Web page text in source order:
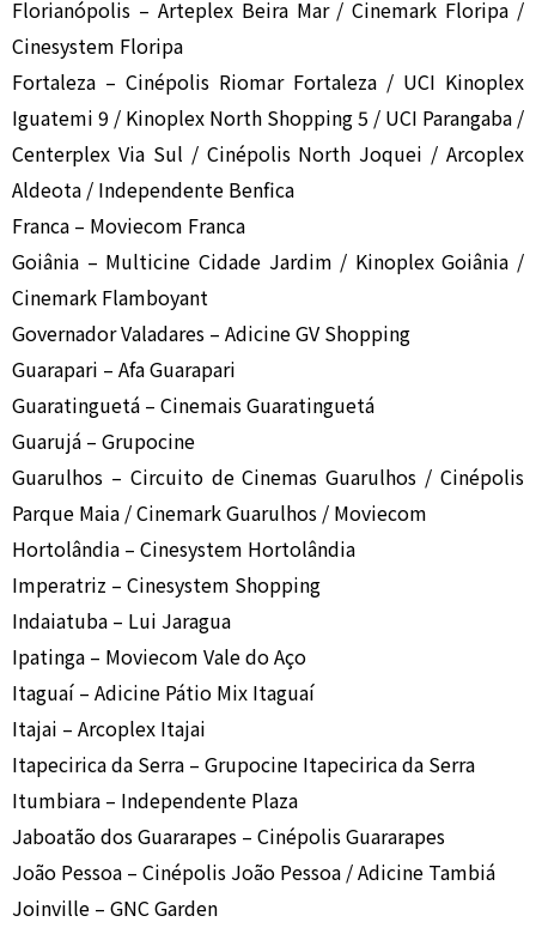
Florianópolis – Arteplex Beira Mar / Cinemark Floripa /
Cinesystem Floripa
Fortaleza – Cinépolis Riomar Fortaleza / UCI Kinoplex
Iguatemi 9 / Kinoplex North Shopping 5 / UCI Parangaba /
Centerplex Via Sul / Cinépolis North Joquei / Arcoplex
Aldeota / Independente Benfica
Franca – Moviecom Franca
Goiânia – Multicine Cidade Jardim / Kinoplex Goiânia /
Cinemark Flamboyant
Governador Valadares – Adicine GV Shopping
Guarapari – Afa Guarapari
Guaratinguetá – Cinemais Guaratinguetá
Guarujá – Grupocine
Guarulhos – Circuito de Cinemas Guarulhos / Cinépolis
Parque Maia / Cinemark Guarulhos / Moviecom
Hortolândia – Cinesystem Hortolândia
Imperatriz – Cinesystem Shopping
Indaiatuba – Lui Jaragua
Ipatinga – Moviecom Vale do Aço
Itaguaí – Adicine Pátio Mix Itaguaí
Itajai – Arcoplex Itajai
Itapecirica da Serra – Grupocine Itapecirica da Serra
Itumbiara – Independente Plaza
Jaboatão dos Guararapes – Cinépolis Guararapes
João Pessoa – Cinépolis João Pessoa / Adicine Tambiá
Joinville – GNC Garden